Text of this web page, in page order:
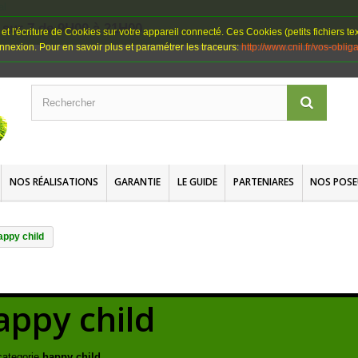
7 de 9H00 à 21H00
NOS RÉALISATIONS GARANTIE LE GUIDE PARTENIARES NOS
child
child
l'écriture de Cookies sur votre appareil connecté. Ces Cookies (petits fichiers
Pour en savoir plus et paramétrer les traceurs:http://www.cnil.fr/vos-